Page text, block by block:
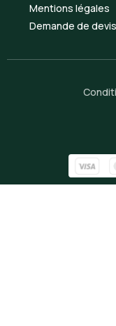
Mentions légales
Demande de devis